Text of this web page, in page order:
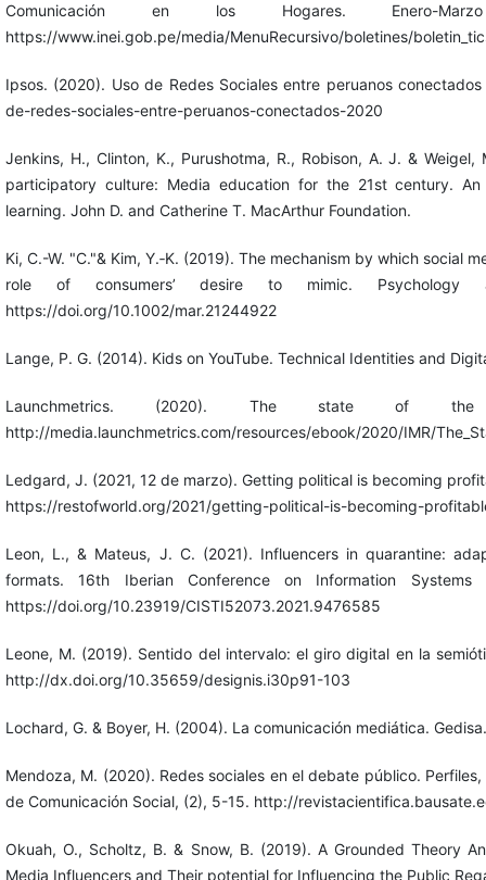
Comunicación en los Hogares. Enero-
https://www.inei.gob.pe/media/MenuRecursivo/boletines/
Ipsos. (2020). Uso de Redes Sociales entre peruanos
de-redes-sociales-entre-peruanos-conectados-2020
Jenkins, H., Clinton, K., Purushotma, R., Robison, A. J. &
participatory culture: Media education for the 21st century.
learning. John D. and Catherine T. MacArthur Foundation.
Ki, C.-W. "C."& Kim, Y.‐K. (2019). The mechanism by which social
role of consumers’ desire to mimic. Psychology
https://doi.org/10.1002/mar.21244922
Lange, P. G. (2014). Kids on YouTube. Technical Identities and
Launchmetrics. (2020). The state of the
http://media.launchmetrics.com/resources/ebook/2020/IMR/
Ledgard, J. (2021, 12 de marzo). Getting political is becoming
https://restofworld.org/2021/getting-political-is-becoming-
Leon, L., & Mateus, J. C. (2021). Influencers in quarantine:
formats. 16th Iberian Conference on Information
https://doi.org/10.23919/CISTI52073.2021.9476585
Leone, M. (2019). Sentido del intervalo: el giro digital en la
http://dx.doi.org/10.35659/designis.i30p91-103
Lochard, G. & Boyer, H. (2004). La comunicación mediática. Gedisa.
Mendoza, M. (2020). Redes sociales en el debate público.
de Comunicación Social, (2), 5-15. http://
Okuah, O., Scholtz, B. & Snow, B. (2019). A Grounded Theory
Media Influencers and Their potential for Influencing the Public